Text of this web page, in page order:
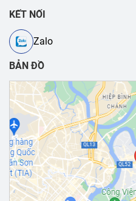
KẾT NỐI
Zalo
BẢN ĐỒ